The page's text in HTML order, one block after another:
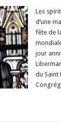
Les
d’une
fête de
jour
du Saint